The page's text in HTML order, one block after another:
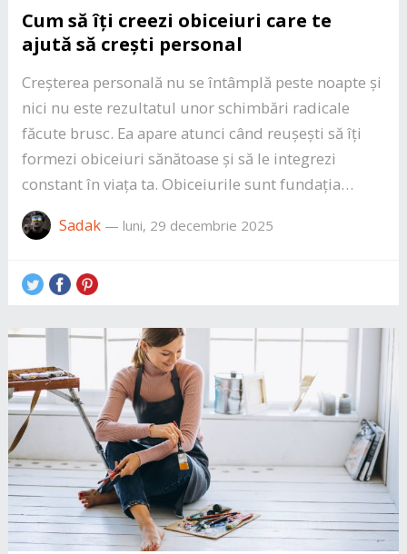
Cum să îți creezi obiceiuri care te
ajută să crești personal
Creșterea personală nu se întâmplă peste noapte și
nici nu este rezultatul unor schimbări radicale
făcute brusc. Ea apare atunci când reușești să îți
formezi obiceiuri sănătoase și să le integrezi
constant în viața ta. Obiceiurile sunt fundația…
Sadak— luni, 29 decembrie 2025